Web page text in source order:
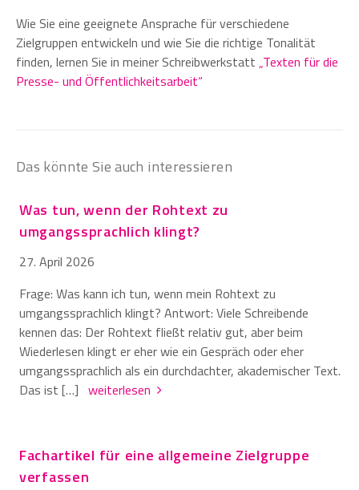
Wie Sie eine geeignete Ansprache für verschiedene
Zielgruppen entwickeln und wie Sie die richtige Tonalität
finden, lernen Sie in meiner Schreibwerkstatt „Texten für die
Presse- und Öffentlichkeitsarbeit“
Das könnte Sie auch interessieren
Was tun, wenn der Rohtext zu
umgangssprachlich klingt?
27. April 2026
Frage: Was kann ich tun, wenn mein Rohtext zu
umgangssprachlich klingt? Antwort: Viele Schreibende
kennen das: Der Rohtext fließt relativ gut, aber beim
Wiederlesen klingt er eher wie ein Gespräch oder eher
umgangssprachlich als ein durchdachter, akademischer Text.
Das ist […] weiterlesen
Fachartikel für eine allgemeine Zielgruppe
verfassen